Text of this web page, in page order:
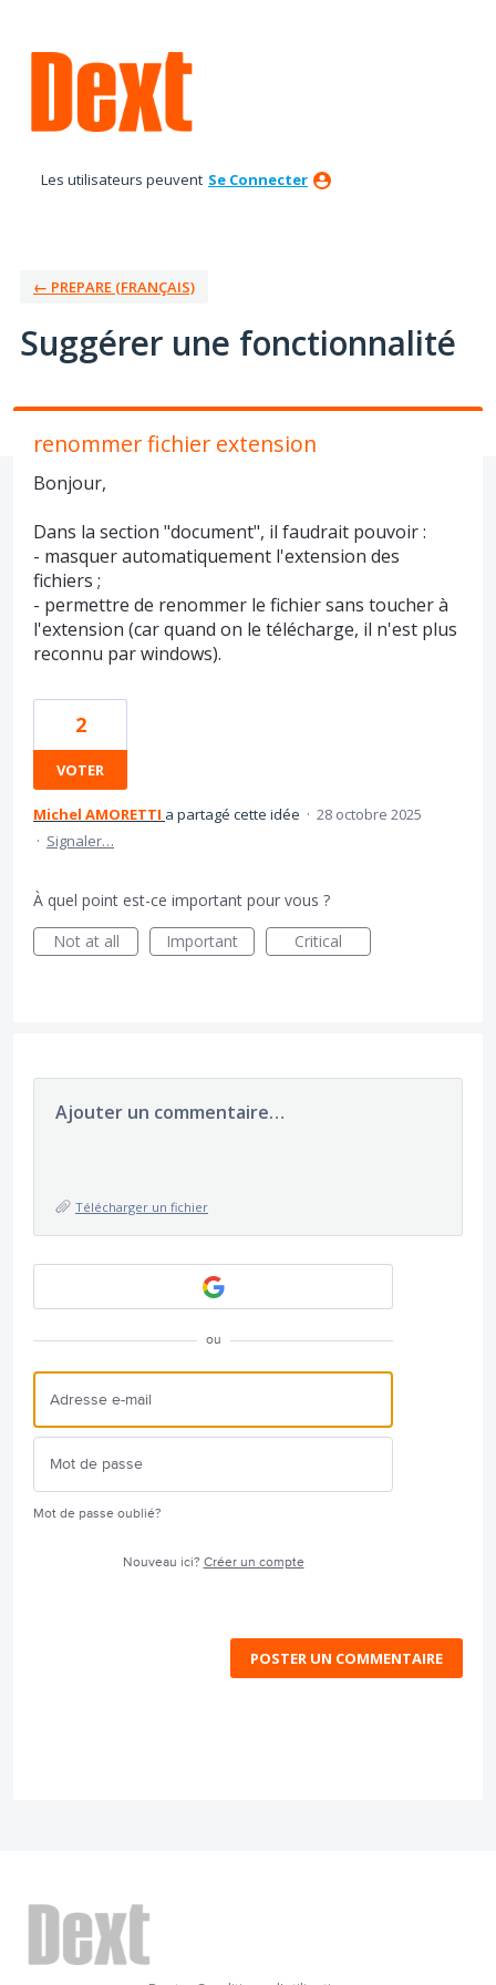
au
contenu
Les utilisateurs peuvent Se Connecter
← PREPARE (FRANÇAIS)
Suggérer une fonctionnalité
renommer fichier extension
Bonjour,
Dans la section "document", il faudrait pouvoir :
- masquer automatiquement l'extension des
fichiers ;
- permettre de renommer le fichier sans toucher à
l'extension (car quand on le télécharge, il n'est plus
reconnu par windows).
2
VOTER
Michel AMORETTI a partagé cette idée · 28 octobre 2025
· Signaler…
À quel point est-ce important pour vous ?
Not at all
Important Critical
Ajouter un commentaire…
Télécharger un fichier
ou
Mot de passe oublié?
Nouveau ici? Créer un compte
POSTER UN COMMENTAIRE